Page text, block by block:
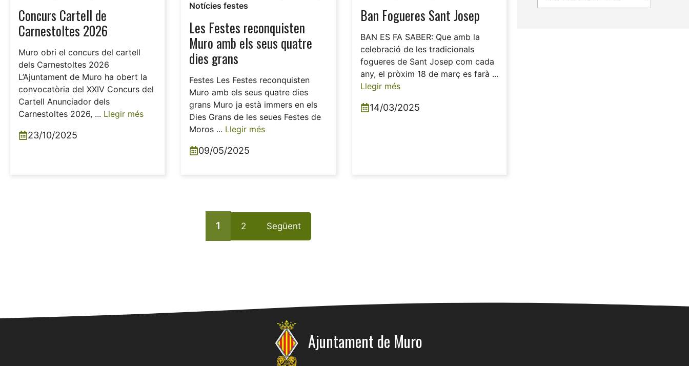
Concurs Cartell de
Carnestoltes 2026
Muro obri el concurs del cartell
dels Carnestoltes 2026
L’Ajuntament de Muro ha obert la
convocatòria del XXIV Concurs del
Cartell Anunciador dels
Carnestoltes 2026, ... Llegir més
23/10/2025
Notícies festes
Les Festes reconquisten
Muro amb els seus quatre
dies grans
Festes Les Festes reconquisten
Muro amb els seus quatre dies
grans Muro ja està immers en els
Dies Grans de les seues Festes de
Moros ... Llegir més
09/05/2025
Ban Fogueres Sant Josep
BAN ES FA SABER: Que amb la
celebració de les tradicionals
fogueres de Sant Josep com cada
any, el pròxim 18 de març es farà ...
Llegir més
14/03/2025
1 2 Següent
Ajuntament de Muro